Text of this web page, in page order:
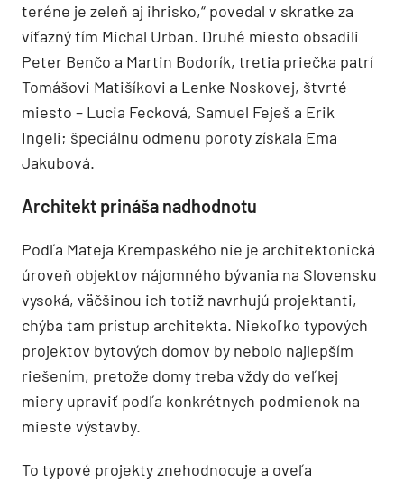
teréne je zeleň aj ihrisko,“ povedal v skratke za
víťazný tím Michal Urban. Druhé miesto obsadili
Peter Benčo a Martin Bodorík, tretia priečka patrí
Tomášovi Matišíkovi a Lenke Noskovej, štvrté
miesto – Lucia Fecková, Samuel Feješ a Erik
Ingeli; špeciálnu odmenu poroty získala Ema
Jakubová.
Architekt prináša nadhodnotu
Podľa Mateja Krempaského nie je architektonická
úroveň objektov nájomného bývania na Slovensku
vysoká, väčšinou ich totiž navrhujú projektanti,
chýba tam prístup architekta. Niekoľko typových
projektov bytových domov by nebolo najlepším
riešením, pretože domy treba vždy do veľkej
miery upraviť podľa konkrétnych podmienok na
mieste výstavby.
To typové projekty znehodnocuje a oveľa